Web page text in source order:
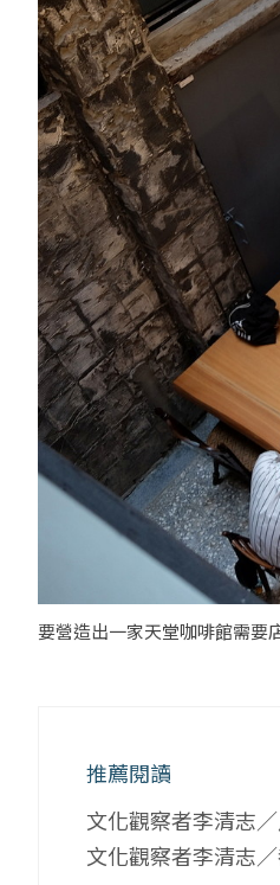
要營造出一家天堂咖啡館需要
推薦閱讀
文化觀察者李清志
文化觀察者李清志